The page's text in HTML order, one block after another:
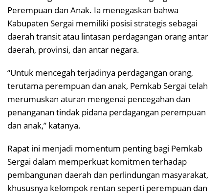
Perempuan dan Anak. Ia menegaskan bahwa
Kabupaten Sergai memiliki posisi strategis sebagai
daerah transit atau lintasan perdagangan orang antar
daerah, provinsi, dan antar negara.
“Untuk mencegah terjadinya perdagangan orang,
terutama perempuan dan anak, Pemkab Sergai telah
merumuskan aturan mengenai pencegahan dan
penanganan tindak pidana perdagangan perempuan
dan anak,” katanya.
Rapat ini menjadi momentum penting bagi Pemkab
Sergai dalam memperkuat komitmen terhadap
pembangunan daerah dan perlindungan masyarakat,
khususnya kelompok rentan seperti perempuan dan